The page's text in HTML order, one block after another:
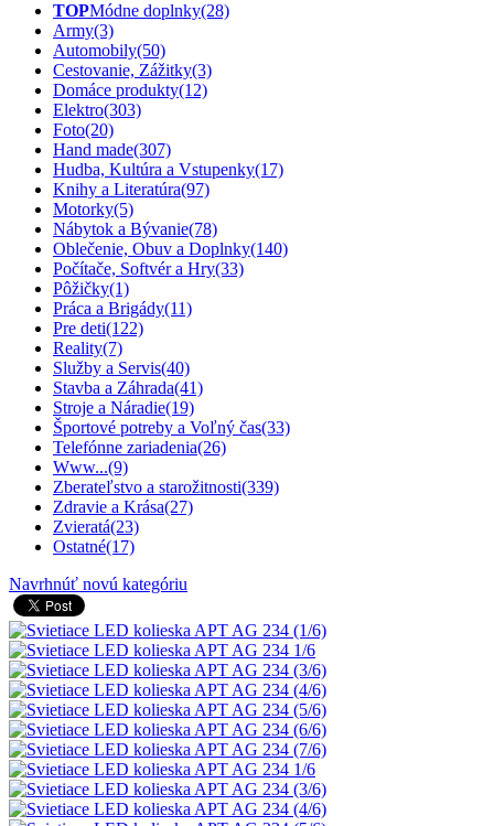
TOPMódne doplnky(28)
Army(3)
Automobily(50)
Cestovanie, Zážitky(3)
Domáce produkty(12)
Elektro(303)
Foto(20)
Hand made(307)
Hudba, Kultúra a Vstupenky(17)
Knihy a Literatúra(97)
Motorky(5)
Nábytok a Bývanie(78)
Oblečenie, Obuv a Doplnky(140)
Počítače, Softvér a Hry(33)
Pôžičky(1)
Práca a Brigády(11)
Pre deti(122)
Reality(7)
Služby a Servis(40)
Stavba a Záhrada(41)
Stroje a Náradie(19)
Športové potreby a Voľný čas(33)
Telefónne zariadenia(26)
Www...(9)
Zberateľstvo a starožitnosti(339)
Zdravie a Krása(27)
Zvieratá(23)
Ostatné(17)
Navrhnúť novú kategóriu